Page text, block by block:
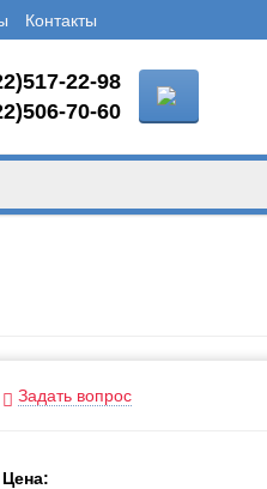
Контакты
22-98
70-60
Задать вопрос
Цена: